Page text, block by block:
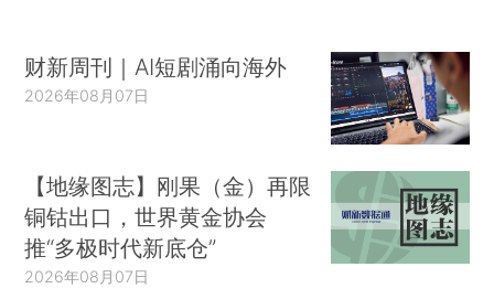
财新周刊｜AI短剧涌向海外
2026年08月07日
【地缘图志】刚果（金）再限
铜钴出口，世界黄金协会
推“多极时代新底仓”
2026年08月07日